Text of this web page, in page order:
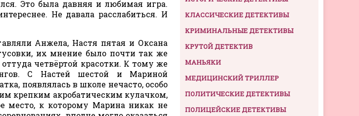
Это была давняя и любимая игра.
Не давала расслабиться. И
Анжела, Настя пятая и Оксана
их мнение было почти так же
четвёртой красотки. К тому же
С Настей шестой и Мариной
появлялась в школе нечасто, особо
крепким акробатическим кулачком,
место, к которому Марина никак не
КЛАССИЧЕСКИЕ ДЕТЕКТИВЫ
КРИМИНАЛЬНЫЕ ДЕТЕКТИВЫ
КРУТОЙ ДЕТЕКТИВ
МАНЬЯКИ
МЕДИЦИНСКИЙ ТРИЛЛЕР
ПОЛИТИЧЕСКИЕ ДЕТЕКТИВЫ
ПОЛИЦЕЙСКИЕ ДЕТЕКТИВЫ